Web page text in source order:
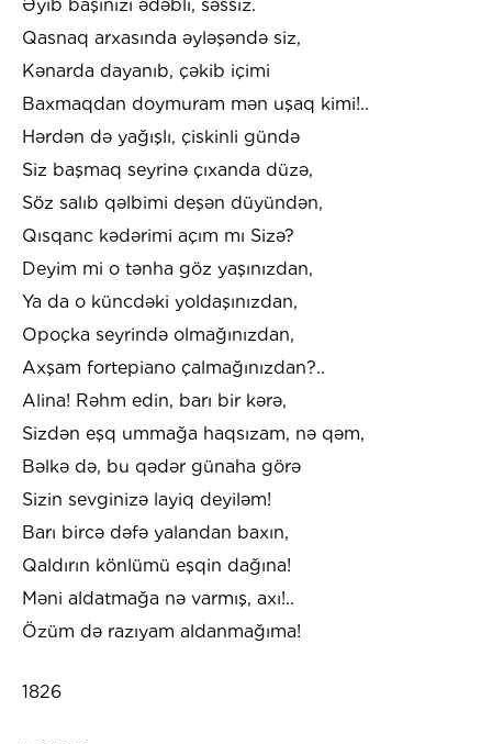
Əyib başınızı ədəbli, səssiz.
Qasnaq arxasında əyləşəndə siz,
Kənarda dayanıb, çəkib içimi
Baxmaqdan doymuram mən uşaq kimi!..
Hərdən də yağışlı, çiskinli gündə
Siz başmaq seyrinə çıxanda düzə,
Söz salıb qəlbimi deşən düyündən,
Qısqanc kədərimi açım mı Sizə?
Deyim mi o tənha göz yaşınızdan,
Ya da o küncdəki yoldaşınızdan,
Opoçka seyrində olmağınızdan,
Axşam fortepiano çalmağınızdan?..
Alina! Rəhm edin, barı bir kərə,
Sizdən eşq ummağa haqsızam, nə qəm,
Bəlkə də, bu qədər günaha görə
Sizin sevginizə layiq deyiləm!
Barı bircə dəfə yalandan baxın,
Qaldırın könlümü eşqin dağına!
Məni aldatmağa nə varmış, axı!..
Özüm də razıyam aldanmağıma!
1826